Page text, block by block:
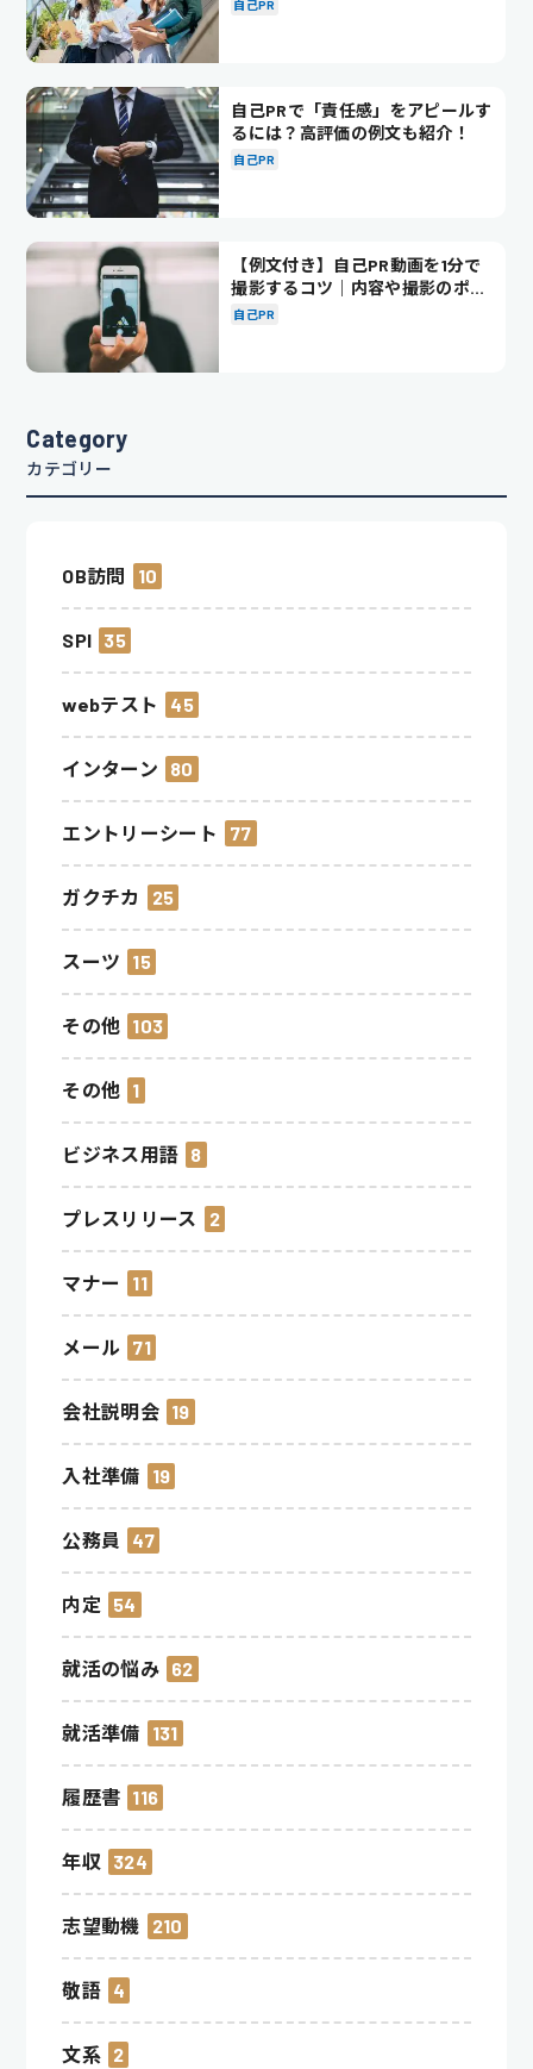
自己PR
自己PRで「責任感」をアピールす
るには？高評価の例文も紹介！
自己PR
【例文付き】自己PR動画を1分で
撮影するコツ｜内容や撮影のポイ
ントも解説
自己PR
Category
カテゴリー
OB訪問 10
SPI 35
webテスト 45
インターン 80
エントリーシート 77
ガクチカ 25
スーツ 15
その他 103
その他 1
ビジネス用語 8
プレスリリース 2
マナー 11
メール 71
会社説明会 19
入社準備 19
公務員 47
内定 54
就活の悩み 62
就活準備 131
履歴書 116
年収 324
志望動機 210
敬語 4
文系 2